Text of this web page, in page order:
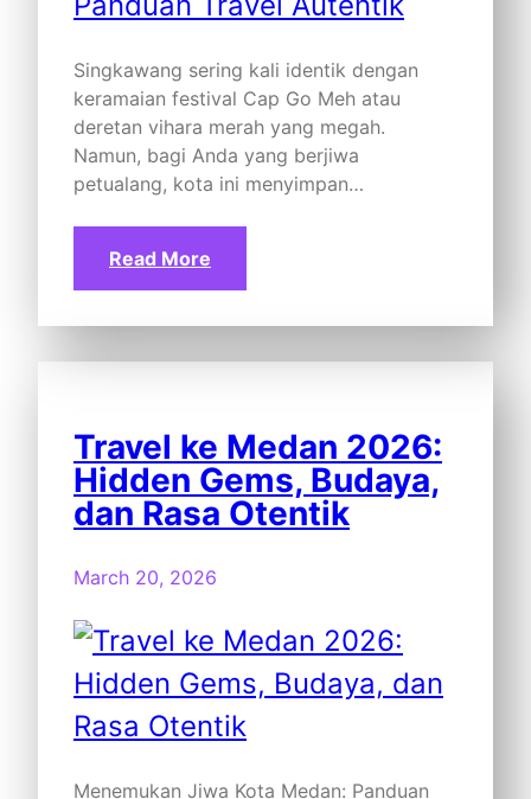
Singkawang sering kali identik dengan
keramaian festival Cap Go Meh atau
deretan vihara merah yang megah.
Namun, bagi Anda yang berjiwa
petualang, kota ini menyimpan…
Read More
Travel ke Medan 2026:
Hidden Gems, Budaya,
dan Rasa Otentik
March 20, 2026
Menemukan Jiwa Kota Medan: Panduan